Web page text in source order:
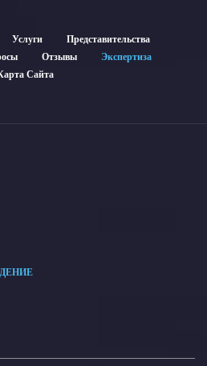
Услуги
Представительства
Отзывы
Экспертиза
Сайта